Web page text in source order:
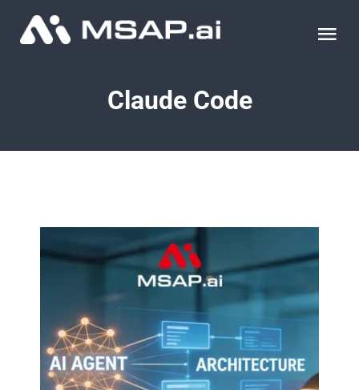
조달물품
교육
이벤트 & 세미나
블로그
Claude Code